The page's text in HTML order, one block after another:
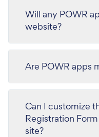
Will any POWR
website?
Are POWR apps
Can I customize
Registration Form app on my WebSelf
site?